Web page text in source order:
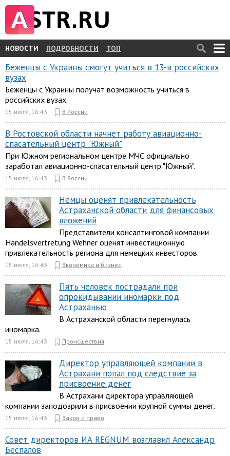
НОВОСТИ ПОДРОБНОСТИ ТОП
Беженцы с Украины смогут учиться в 13-и российских
вузах
Беженцы с Украины получат возможность учиться в
российских вузах.
15 июля, 16:43 В России
В Ростовской области начнет работу авиационно-
спасательный центр "Южный"
При Южном региональном центре МЧС официально
заработал авиационно-спасательный центр "Южный".
15 июля, 16:43 В России
Немцы оценят привлекательность
Астраханской области для финансовых
вложений
Представители консалтинговой компании
Handelsvertretung Wehner оценят инвестиционную
привлекательность региона для немецких инвесторов.
15 июля, 16:43 Экономика и бизнес
Пять человек пострадали при
опрокидывании иномарки под
Астраханью
В Астраханской области перегнулась
иномарка.
15 июля, 16:43 Происшествия
Директор управляющей компании в
Астрахани попал под следствие за
присвоение денег
В Астрахани директора управляющей
компании заподозрили в присвоении крупной суммы денег.
15 июля, 16:43 Закон и право
Совет директоров ИА REGNUM возглавил Александр
Беспалов